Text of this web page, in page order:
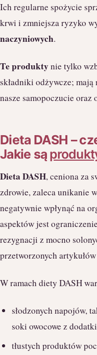
Ich regularne spożycie
krwi i zmniejsza ryzyko
naczyniowych.
Te produktynie tylko
składniki odżywcze;
nasze samopoczucie oraz
Dieta DASH –
Jakie są
Dieta DASH, ceniona za
zdrowie, zaleca unikanie
negatywnie wpłynąć na
aspektów jest
rezygnacji z mocno
przetworzonych
W ramach diety DASH
słodzonych napojów,
soki owocowe z
tłustych produktów